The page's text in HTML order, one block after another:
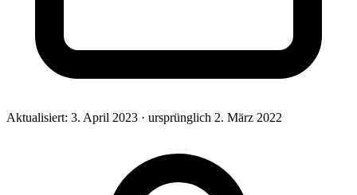
Aktualisiert: 3. April 2023 · ursprünglich 2. März 2022